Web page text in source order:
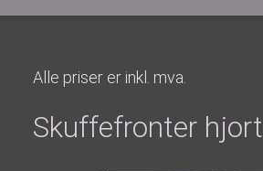
Alle priser er inkl. mva.
Skuffefronter hjort